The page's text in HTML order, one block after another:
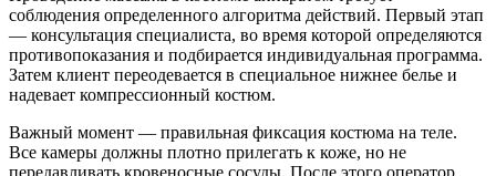
соблюдения определенного алгоритма действий. Первый этап
— консультация специалиста, во время которой определяются
противопоказания и подбирается индивидуальная программа.
Затем клиент переодевается в специальное нижнее белье и
надевает компрессионный костюм.
Важный момент — правильная фиксация костюма на теле.
Все камеры должны плотно прилегать к коже, но не